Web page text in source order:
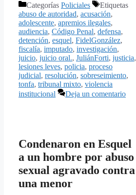
Categorías Policiales
Etiquetas
abuso de autoridad, acusación,
adolescente, apremios ilegales,
audiencia, Código Penal, defensa,
detención, esquel, FidelGonzález,
fiscalía, imputado, investigación,
juicio, juicio oral., JuliánForti, justicia,
lesiones leves, policia, proceso
judicial, resolución, sobreseimiento,
tonfa, tribunal mixto, violencia
institucional
Deja un comentario
Condenaron en Esquel
a un hombre por abuso
sexual agravado contra
una menor